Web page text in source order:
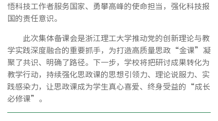
悟科技工作者服务国家、勇攀高峰的使命担当，强化科技报
国的责任意识。
此次集体备课会是浙江理工大学推动党的创新理论与教
学实践深度融合的重要抓手，为打造高质量思政“金课”凝
聚了共识、明确了路径。下一步，学校将把研讨成果转化为
教学行动，持续强化思政课的思想引领力、理论说服力、实
践感染力，让思政课成为学生真心喜爱、终身受益的“成长
必修课”。